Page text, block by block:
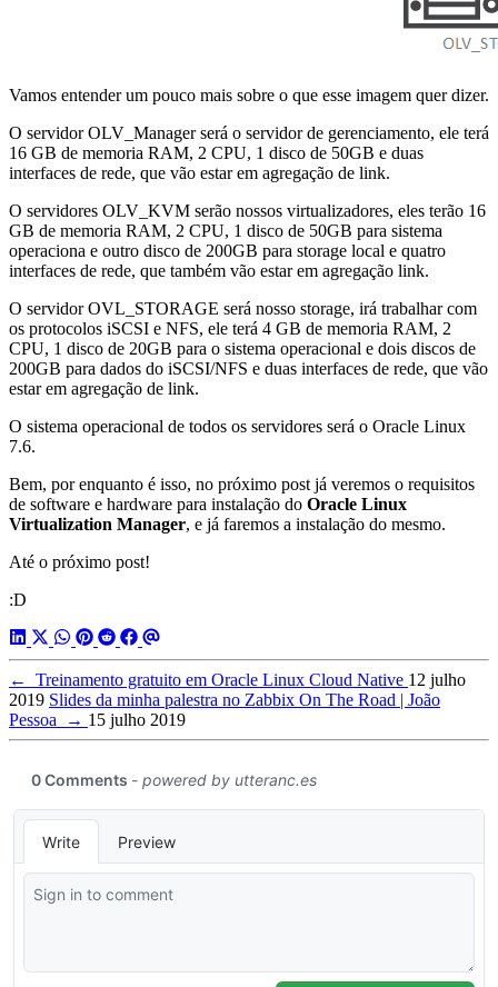
Vamos entender um pouco mais sobre o que esse imagem quer dizer.
O servidor OLV_Manager será o servidor de gerenciamento, ele terá
16 GB de memoria RAM, 2 CPU, 1 disco de 50GB e duas
interfaces de rede, que vão estar em agregação de link.
O servidores OLV_KVM serão nossos virtualizadores, eles terão 16
GB de memoria RAM, 2 CPU, 1 disco de 50GB para sistema
operaciona e outro disco de 200GB para storage local e quatro
interfaces de rede, que também vão estar em agregação link.
O servidor OVL_STORAGE será nosso storage, irá trabalhar com
os protocolos iSCSI e NFS, ele terá 4 GB de memoria RAM, 2
CPU, 1 disco de 20GB para o sistema operacional e dois discos de
200GB para dados do iSCSI/NFS e duas interfaces de rede, que vão
estar em agregação de link.
O sistema operacional de todos os servidores será o Oracle Linux
7.6.
Bem, por enquanto é isso, no próximo post já veremos o requisitos
de software e hardware para instalação do Oracle Linux
Virtualization Manager, e já faremos a instalação do mesmo.
Até o próximo post!
:D
← Treinamento gratuito em Oracle Linux Cloud Native 12 julho
2019 Slides da minha palestra no Zabbix On The Road | João
Pessoa
→ 15 julho 2019